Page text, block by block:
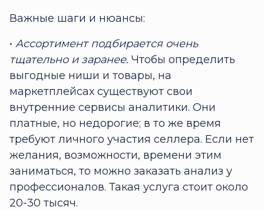
Важные шаги и нюансы:
• Ассортимент подбирается очень
тщательно и заранее. Чтобы определить
выгодные ниши и товары, на
маркетплейсах существуют свои
внутренние сервисы аналитики. Они
платные, но недорогие; в то же время
требуют личного участия селлера. Если нет
желания, возможности, времени этим
заниматься, то можно заказать анализ у
профессионалов. Такая услуга стоит около
20-30 тысяч.